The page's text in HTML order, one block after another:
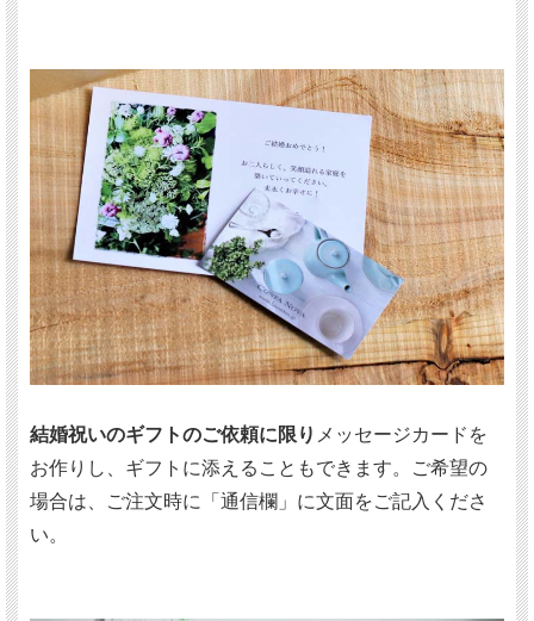
結婚祝いのギフトのご依頼に限り メッセージカードを
お作りし、ギフトに添えることもできます。ご希望の
場合は、ご注文時に「通信欄」に文面をご記入くださ
い。